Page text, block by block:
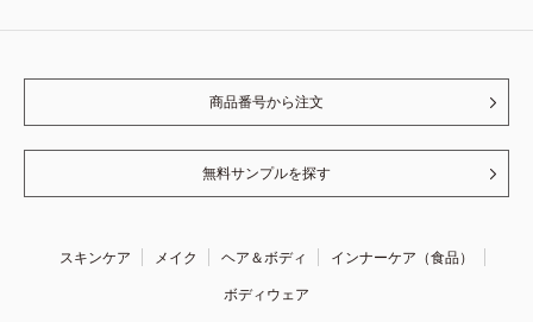
商品番号から注文
無料サンプルを探す
スキンケア メイク ヘア＆ボディ
インナーケア（食品）
ボディウェア